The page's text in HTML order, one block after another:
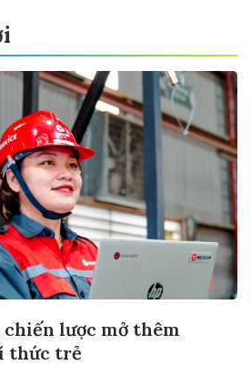
chiến lược mở thêm
thức trẻ